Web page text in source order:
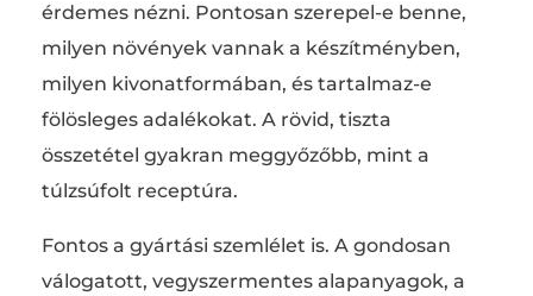
érdemes nézni. Pontosan szerepel-e benne,
milyen növények vannak a készítményben,
milyen kivonatformában, és tartalmaz-e
fölösleges adalékokat. A rövid, tiszta
összetétel gyakran meggyőzőbb, mint a
túlzsúfolt receptúra.
Fontos a gyártási szemlélet is. A gondosan
válogatott, vegyszermentes alapanyagok, a